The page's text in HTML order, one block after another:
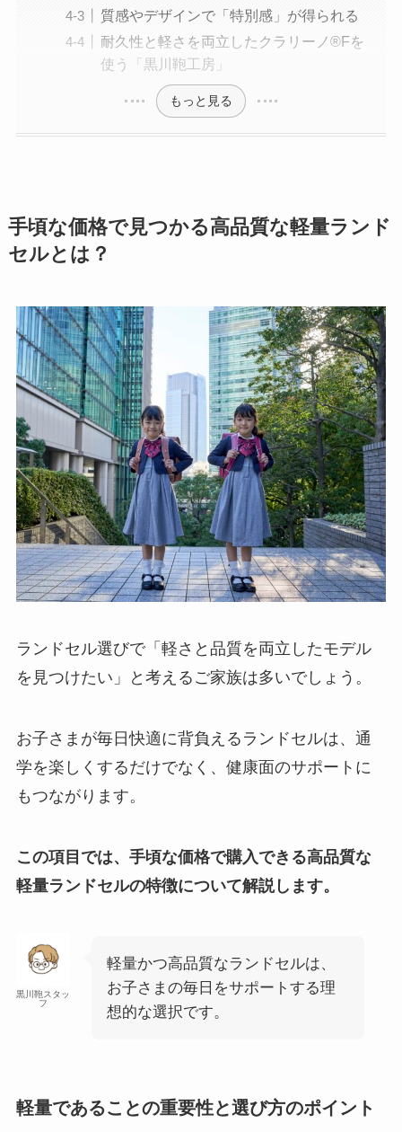
質感やデザインで「特別感」が得られる
耐久性と軽さを両立したクラリーノ®Fを
使う「黒川鞄工房」
もっと見る
手頃な価格で見つかる高品質な軽量ランド
セルとは？
ランドセル選びで「軽さと品質を両立したモデル
を見つけたい」と考えるご家族は多いでしょう。
お子さまが毎日快適に背負えるランドセルは、通
学を楽しくするだけでなく、健康面のサポートに
もつながります。
この項目では、手頃な価格で購入できる高品質な
軽量ランドセルの特徴について解説します。
黒川鞄スタッ
フ
軽量かつ高品質なランドセルは、
お子さまの毎日をサポートする理
想的な選択です。
軽量であることの重要性と選び方のポイント